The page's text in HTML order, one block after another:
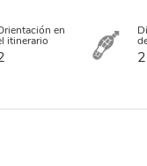
en
itinerario
2